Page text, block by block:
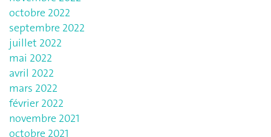
octobre 2022
septembre 2022
juillet 2022
mai 2022
avril 2022
mars 2022
février 2022
novembre 2021
octobre 2021